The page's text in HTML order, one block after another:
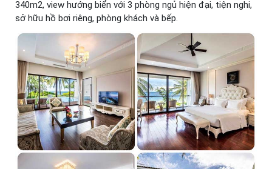
340m2, view hướng biển với 3 phòng ngủ hiện đại, tiện nghi,
sở hữu hồ bơi riêng, phòng khách và bếp.